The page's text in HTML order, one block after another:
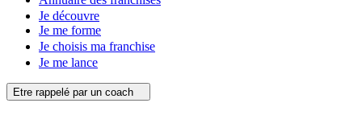
Je découvre
Je me forme
Je choisis ma franchise
Je me lance
Etre rappelé par un coach